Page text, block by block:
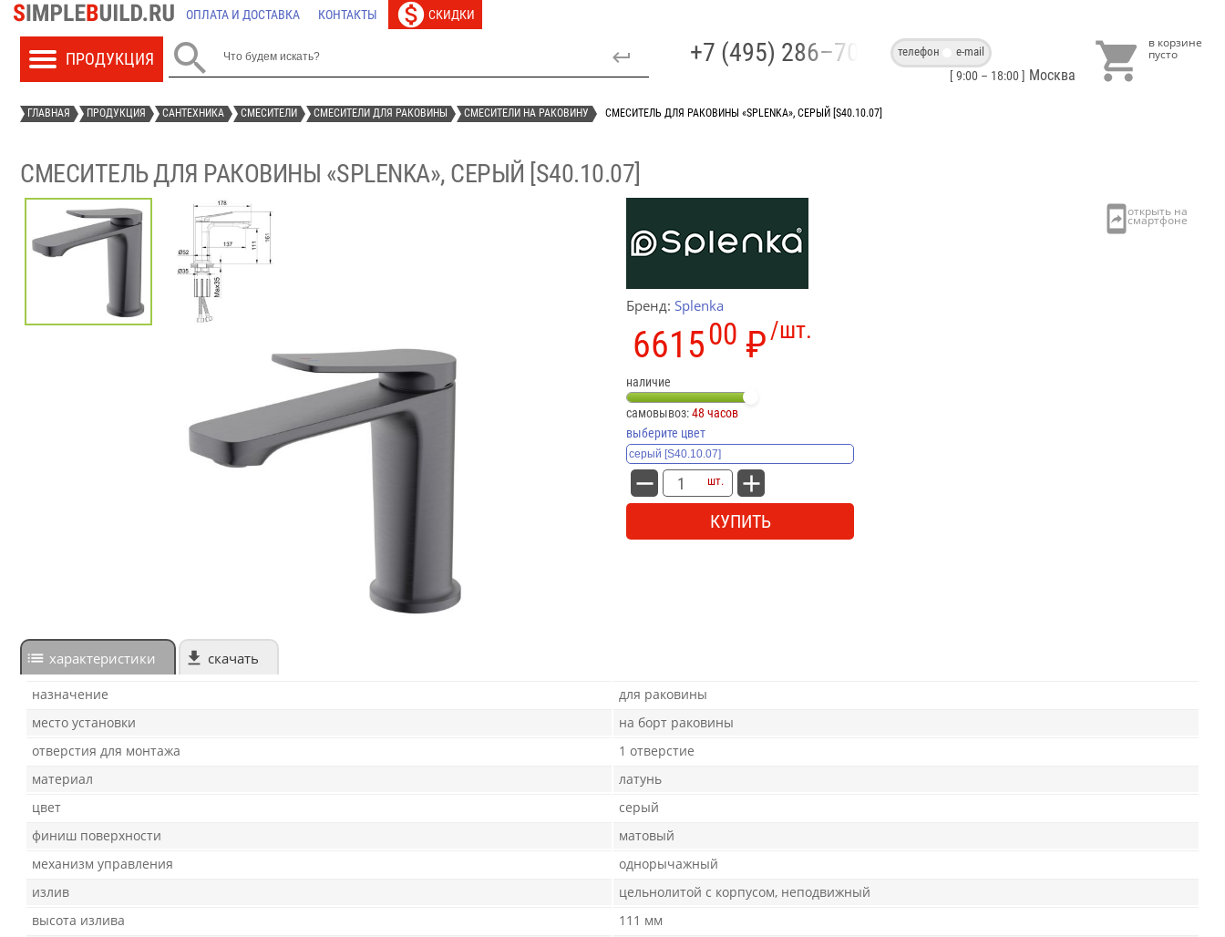
ОПЛАТА И ДОСТАВКА КОНТАКТЫ СКИДКИ
 +7 (495) 286–70–40телефон e-mail
[ 9:00 – 18:00 ] Москва 
ГЛАВНАЯ ПРОДУКЦИЯ САНТЕХНИКА СМЕСИТЕЛИ СМЕСИТЕЛИ ДЛЯ РАКОВИНЫ СМЕСИТЕЛИ НА РАКОВИНУ СМЕСИТЕЛЬ ДЛЯ РАКОВИНЫ «SPLENKA», СЕРЫЙ [S40.10.07]
СМЕСИТЕЛЬ ДЛЯ РАКОВИНЫ «SPLENKA», СЕРЫЙ [S40.10.07]
Бренд: Splenka
/шт.
661500 ₽
наличие
самовывоз:48 часов
выберите цвет
шт.
КУПИТЬ
характеристики скачать
назначение
для раковины
место установки
на борт раковины
отверстия для монтажа
1 отверстие
материал
латунь
цвет
серый
финиш поверхности
матовый
механизм управления
однорычажный
излив
цельнолитой с корпусом, неподвижный
высота излива
111 мм